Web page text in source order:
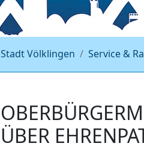
Stadt Völklingen Service &
ÜBER